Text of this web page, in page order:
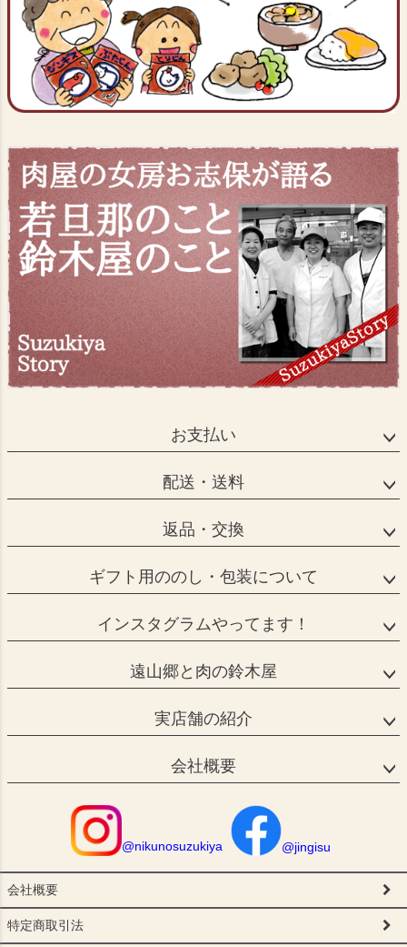
お支払い
配送・送料
返品・交換
ギフト用ののし・包装について
インスタグラムやってます！
遠山郷と肉の鈴木屋
実店舗の紹介
会社概要
会社概要
特定商取引法
@nikunosuzukiya @jingisu